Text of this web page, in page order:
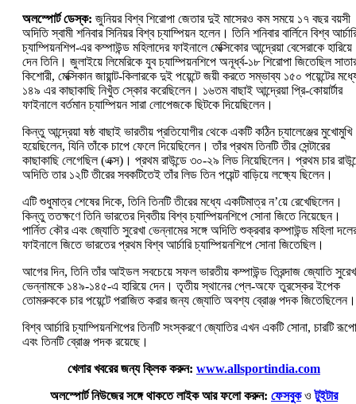
অলস্পোর্ট ডেস্ক: জুনিয়র বিশ্ব শিরোপা জেতার দুই মাসেরও কম সময়ে ১৭ বছর বয়সী
অদিতি স্বামী শনিবার সিনিয়র বিশ্ব চ্যাম্পিয়ন হলেন। তিনি শনিবার বার্লিনে বিশ্ব
চ্যাম্পিয়নশিপ-এর কম্পাউন্ড মহিলাদের ফাইনালে মেক্সিকোর আন্দ্রেয়া বেসেরাকে হারিয়ে
দেন তিনি। জুলাইয়ে লিমেরিকে যুব চ্যাম্পিয়নশিপে অনূর্ধ্ব-১৮ শিরোপা জিতেছিল
কিশোরী, মেক্সিকান জায়ান্ট-কিলারকে দুই পয়েন্টে জয়ী করতে সম্ভাব্য ১৫০ পয়েন্টের
১৪৯ এর কাছাকাছি নিখুঁত স্কোর করেছিলেন। ১৬তম বাছাই আন্দ্রেয়া প্রি-কোয়ার্টার
ফাইনালে বর্তমান চ্যাম্পিয়ন সারা লোপেজকে ছিটকে দিয়েছিলেন।
কিন্তু আন্দ্রেয়া ষষ্ঠ বাছাই ভারতীয় প্রতিযোগীর থেকে একটি কঠিন চ্যালেঞ্জের মুখোমুখি
হয়েছিলেন, যিনি তাঁকে চাপে ফেলে দিয়েছিলেন। তাঁর প্রথম তিনটি তীর সেন্টারের
কাছাকাছি লেগেছিল (এক্স)। প্রথম রাউন্ডে ৩০-২৯ লিড নিয়েছিলেন। প্রথম চার
অদিতি তার ১২টি তীরের সবকটিতেই তাঁর লিড তিন পয়েন্ট বাড়িয়ে লক্ষ্যে ছিলেন।
এটি শুধুমাত্র শেষের দিকে, তিনি তিনটি তীরের মধ্যে একটিমাত্র ন’য়ে রেখেছিলেন।
কিন্তু ততক্ষণে তিনি ভারতের দ্বিতীয় বিশ্ব চ্যাম্পিয়নশিপে সোনা জিতে নিয়েছেন।
পার্নিত কৌর এবং জ্যোতি সুরেখা ভেন্নামের সঙ্গে অদিতি শুক্রবার কম্পাউন্ড মহিলা
ফাইনালে জিতে ভারতের প্রথম বিশ্ব আর্চারি চ্যাম্পিয়নশিপে সোনা জিতেছিল।
আগের দিন, তিনি তাঁর আইডল সবচেয়ে সফল ভারতীয় কম্পাউন্ড তিরন্দাজ জ্যোতি
ভেন্নামকে ১৪৯-১৪৫-এ হারিয়ে দেন। তৃতীয় স্থানের প্লে-অফে তুরস্কের ইপেক
তোমরুককে চার পয়েন্টে পরাজিত করার জন্য জ্যোতি অবশ্য ব্রোঞ্জ পদক জিতেছিলেন।
বিশ্ব আর্চারি চ্যাম্পিয়নশিপের তিনটি সংস্করণে জ্যোতির এখন একটি সোনা, চারটি রূপো
এবং তিনটি ব্রোঞ্জ পদক রয়েছে।
খেলার খবরের জন্য ক্লিক করুন: www.allsportindia.com
অলস্পোর্ট নিউজের সঙ্গে থাকতে লাইক আর ফলো করুন: ফেসবুকওটুইটার